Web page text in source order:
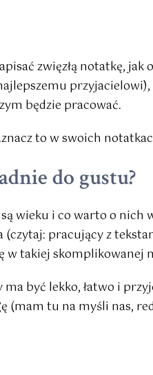
zwięzłą notatkę,
będzie pracować.
to w swoich
do gustu?
wieku i co warto o
pracujący z
w takiej skomplikowanej
być lekko, łatwo i
(mam tu na myśli nas,